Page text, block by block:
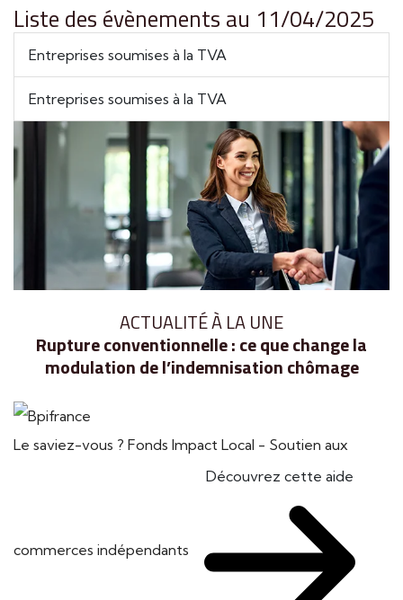
Liste des évènements au 11/04/2025
Entreprises soumises à la TVA
Entreprises soumises à la TVA
ACTUALITÉ À LA UNE
Rupture conventionnelle : ce que change la
modulation de l’indemnisation chômage
Le saviez-vous ? Fonds Impact Local - Soutien aux
commerces indépendants
Découvrez cette aide